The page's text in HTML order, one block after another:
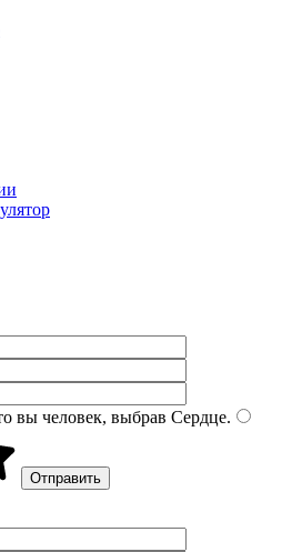
вы человек, выбрав Сердце.